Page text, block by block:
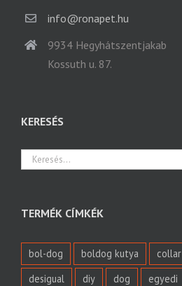
info@ronapet.hu
9934 Hegyhátszentjakab
Kossuth u. 87.
KERESÉS
Keresés...
TERMÉK CÍMKÉK
bol-dog boldog kutya collar
desigual
diy dog egyedi